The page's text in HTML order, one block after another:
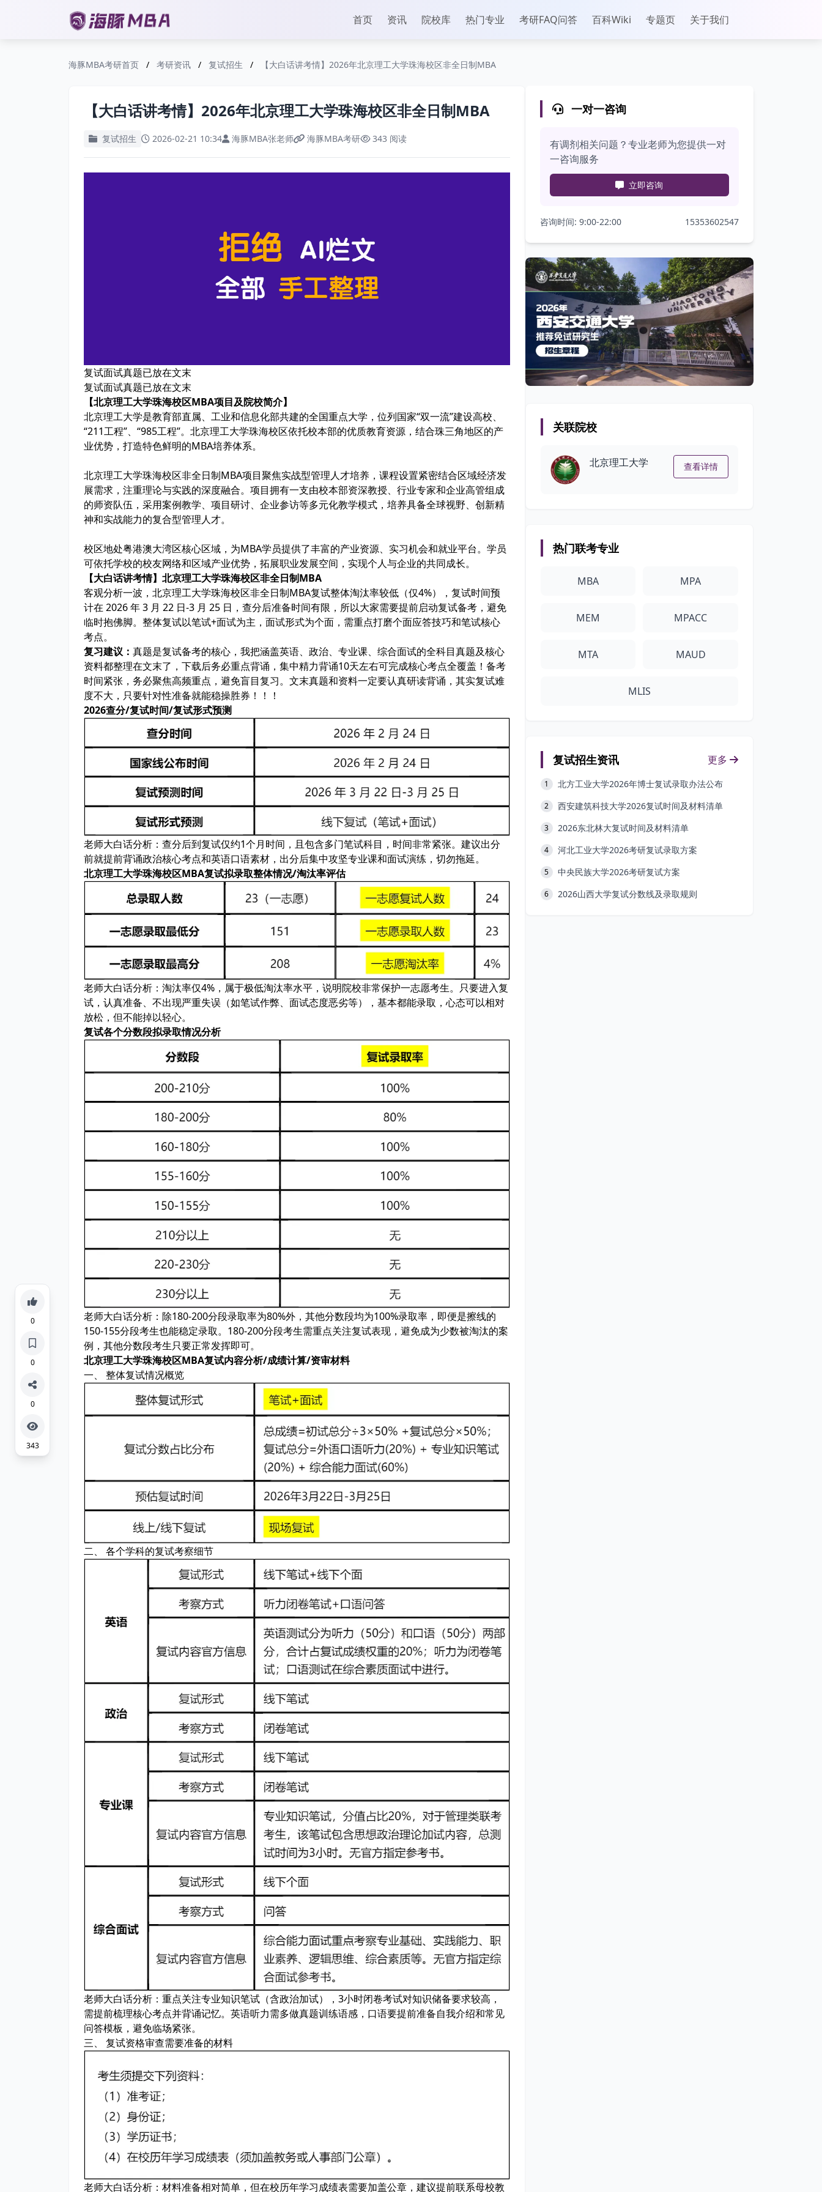
首页 资讯 院校库 热门专业 考研FAQ问答 百科Wiki 专题页 关于我们
海豚MBA考研首页 / 考研资讯 / 复试招生 / 【大白话讲考情】2026年北京理工大学珠海校区非全日制MBA
【大白话讲考情】2026年北京理工大学珠海校区非全日制MBA
复试招生 2026-02-21 10:34 海豚MBA张老师 海豚MBA考研 343 阅读
复试面试真题已放在文末
复试面试真题已放在文末
【北京理工大学珠海校区MBA项目及院校简介】
北京理工大学是教育部直属、工业和信息化部共建的全国重点大学，位列国家“双一流”建设高校、
“211工程”、“985工程”。北京理工大学珠海校区依托校本部的优质教育资源，结合珠三角地区的产
业优势，打造特色鲜明的MBA培养体系。
北京理工大学珠海校区非全日制MBA项目聚焦实战型管理人才培养，课程设置紧密结合区域经济发
展需求，注重理论与实践的深度融合。项目拥有一支由校本部资深教授、行业专家和企业高管组成
的师资队伍，采用案例教学、项目研讨、企业参访等多元化教学模式，培养具备全球视野、创新精
神和实战能力的复合型管理人才。
校区地处粤港澳大湾区核心区域，为MBA学员提供了丰富的产业资源、实习机会和就业平台。学员
可依托学校的校友网络和区域产业优势，拓展职业发展空间，实现个人与企业的共同成长。
【大白话讲考情】北京理工大学珠海校区非全日制MBA
客观分析一波，北京理工大学珠海校区非全日制MBA复试整体淘汰率较低 （仅4%），复试时间预
计在 2026 年 3 月 22 日-3 月 25 日，查分后准备时间有限，所以大家需要提前启动复试备考 ，避免
临时抱佛脚。整体复试以笔试+面试为主，面试形式为个面 ，需重点打磨个面应答技巧和笔试核心
考点。
复习建议： 真题是复试备考的核心，我把涵盖英语、政治、专业课、综合面试的全科目真题及核心
资料都整理在文末了，下载后务必重点背诵， 集中精力背诵10天左右可完成核心考点全覆盖 ！备考
时间紧张， 务必聚焦高频重点 ，避免盲目复习。文末真题和资料一定要认真研读背诵，其实复试难
度不大，只要针对性准备就能稳操胜券！！！
2026查分/复试时间/复试形式预测
老师大白话分析： 查分后到复试仅约1个月时间，且包含多门笔试科目，时间非常紧张。建议出分
前就提前背诵政治核心考点和英语口语素材，出分后集中攻坚专业课和面试演练，切勿拖延。
北京理工大学珠海校区MBA复试拟录取整体情况/淘汰率评估
老师大白话分析： 淘汰率仅4%，属于极低淘汰率水平，说明院校非常保护一志愿考生。只要进入复
试，认真准备、不出现严重失误（如笔试作弊、面试态度恶劣等），基本都能录取，心态可以相对
放松，但不能掉以轻心。
复试各个分数段拟录取情况分析
老师大白话分析： 除180-200分段录取率为80%外，其他分数段均为100%录取率，即便是擦线的
150-155分段考生也能稳定录取。180-200分段考生需重点关注复试表现，避免成为少数被淘汰的案
例，其他分数段考生只要正常发挥即可。
北京理工大学珠海校区MBA复试内容分析/成绩计算/资审材料
一、 整体复试情况概览
二、 各个学科的复试考察细节
老师大白话分析： 重点关注专业知识笔试（含政治加试），3小时闭卷考试对知识储备要求较高，
需提前梳理核心考点并背诵记忆。英语听力需多做真题训练语感，口语要提前准备自我介绍和常见
问答模板，避免临场紧张。
三、 复试资格审查需要准备的材料
老师大白话分析： 材料准备相对简单，但在校历年学习成绩表需要加盖公章，建议提前联系母校教
一对一咨询
有调剂相关问题？专业老师为您提供一对
一咨询服务
立即咨询
咨询时间: 9:00-22:00 15353602547
关联院校
北京理工大学 查看详情
热门联考专业
MBA MPA
MEM MPACC
MTA MAUD
MLIS
复试招生资讯 更多
1 北方工业大学2026年博士复试录取办法公布
2 西安建筑科技大学2026复试时间及材料清单
3 2026东北林大复试时间及材料清单
4 河北工业大学2026考研复试录取方案
5 中央民族大学2026考研复试方案
6 2026山西大学复试分数线及录取规则
0
0
0
343